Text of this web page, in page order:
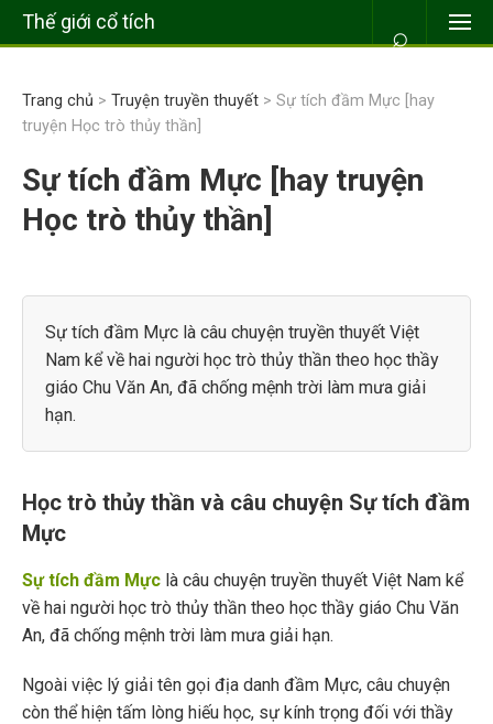
Thế giới cổ tích ⌕
Trang chủ > Truyện truyền thuyết > Sự tích đầm Mực [hay
truyện Học trò thủy thần]
Sự tích đầm Mực [hay truyện
Học trò thủy thần]
Sự tích đầm Mực là câu chuyện truyền thuyết Việt
Nam kể về hai người học trò thủy thần theo học thầy
giáo Chu Văn An, đã chống mệnh trời làm mưa giải
hạn.
Học trò thủy thần và câu chuyện Sự tích đầm
Mực
Sự tích đầm Mực là câu chuyện truyền thuyết Việt Nam kể
về hai người học trò thủy thần theo học thầy giáo Chu Văn
An, đã chống mệnh trời làm mưa giải hạn.
Ngoài việc lý giải tên gọi địa danh đầm Mực, câu chuyện
còn thể hiện tấm lòng hiếu học, sự kính trọng đối với thầy